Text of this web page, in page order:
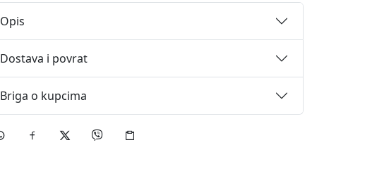
Opis
Dostava i povrat
Briga o kupcima